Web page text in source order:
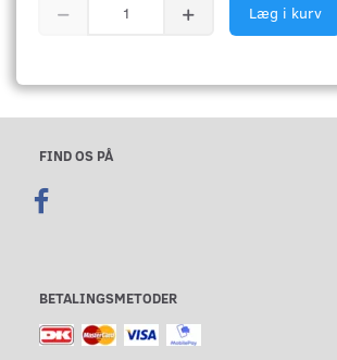
Læg i kurv
FIND OS PÅ
BETALINGSMETODER